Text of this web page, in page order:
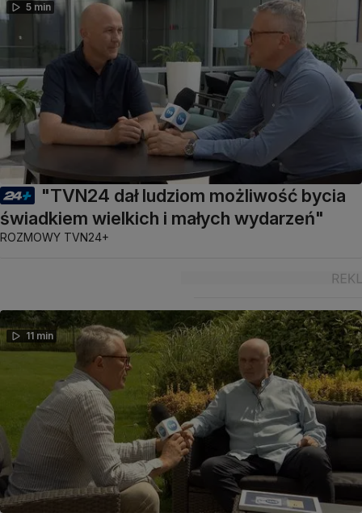
5 min
"TVN24 dał ludziom możliwość bycia
świadkiem wielkich i małych wydarzeń"
ROZMOWY TVN24+
11 min